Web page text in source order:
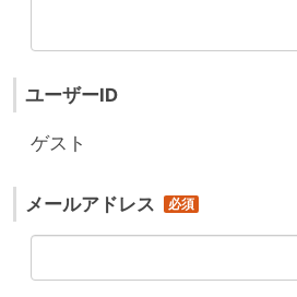
ユーザーID
ゲスト
メールアドレス